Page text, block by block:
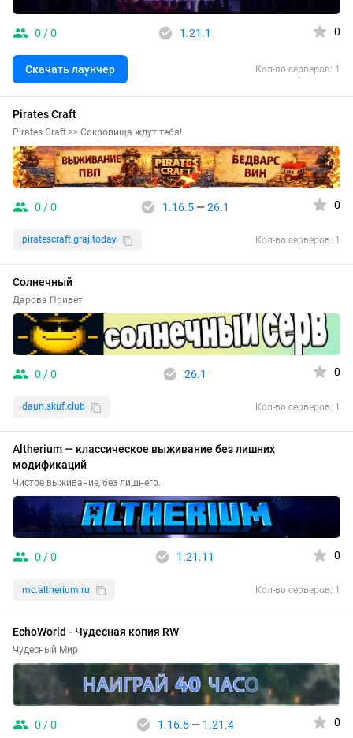
0 / 0 1.21.1 0
Скачать лаунчер Кол-во серверов: 1
Pirates Craft
Pirates Craft >> Сокровища ждут тебя!
0 / 0 1.16.5— 26.1 0
piratescraft.graj.today Кол-во серверов: 1
Солнечный
Дарова Привет
0 / 0 26.1 0
daun.skuf.club Кол-во серверов: 1
Altherium — классическое выживание без лишних
модификаций
Чистое выживание, без лишнего.
0 / 0 1.21.11 0
mc.altherium.ru Кол-во серверов: 1
EchoWorld - Чудесная копия RW
Чудесный Мир
0 / 0 1.16.5— 1.21.4 0